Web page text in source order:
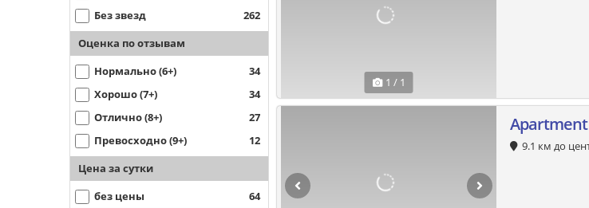
Без звезд
262
Оценка по отзывам
Нормально (6+)
34
Хорошо (7+)
34
Отлично (8+)
27
Превосходно (9+)
12
Цена за сутки
без цены
64
1 / 1
Apartment
9.1 км до